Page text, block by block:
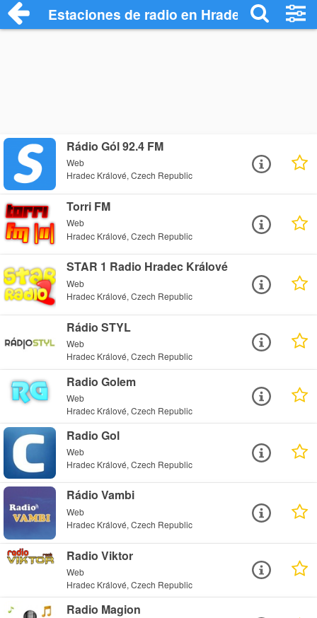
Estaciones de radio en Hradec Králové -
Rádio Gól 92.4 FM
Web
Hradec Králové, Czech Republic
Torri FM
Web
Hradec Králové, Czech Republic
STAR 1 Radio Hradec Králové
Web
Hradec Králové, Czech Republic
Rádio STYL
Web
Hradec Králové, Czech Republic
Radio Golem
Web
Hradec Králové, Czech Republic
Radio Gol
Web
Hradec Králové, Czech Republic
Rádio Vambi
Web
Hradec Králové, Czech Republic
Radio Viktor
Web
Hradec Králové, Czech Republic
Radio Magion